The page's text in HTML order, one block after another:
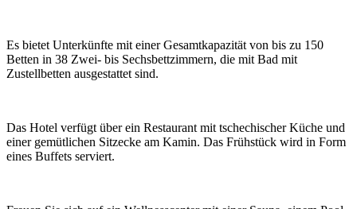
Es bietet Unterkünfte mit einer Gesamtkapazität von bis zu 150
Betten in 38 Zwei- bis Sechsbettzimmern, die mit Bad mit
Zustellbetten ausgestattet sind.
Das Hotel verfügt über ein Restaurant mit tschechischer Küche und
einer gemütlichen Sitzecke am Kamin. Das Frühstück wird in Form
eines Buffets serviert.